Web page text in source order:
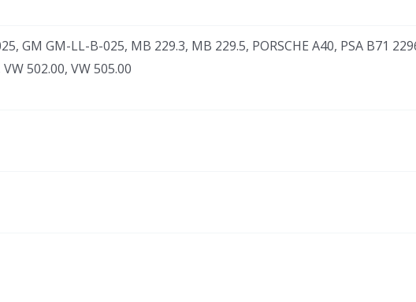
GM GM-LL-B-025, MB 229.3, MB 229.5, PORSCHE A40, PSA B71
502.00, VW 505.00